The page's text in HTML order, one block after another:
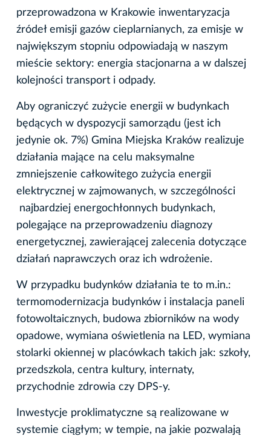
przeprowadzona w Krakowie inwentaryzacja
źródeł emisji gazów cieplarnianych, za emisje w
największym stopniu odpowiadają w naszym
mieście sektory: energia stacjonarna a w dalszej
kolejności transport i odpady.
Aby ograniczyć zużycie energii w budynkach
będących w dyspozycji samorządu (jest ich
jedynie ok. 7%) Gmina Miejska Kraków realizuje
działania mające na celu maksymalne
zmniejszenie całkowitego zużycia energii
elektrycznej w zajmowanych, w szczególności
najbardziej energochłonnych budynkach,
polegające na przeprowadzeniu diagnozy
energetycznej, zawierającej zalecenia dotyczące
działań naprawczych oraz ich wdrożenie.
W przypadku budynków działania te to m.in.:
termomodernizacja budynków i instalacja paneli
fotowoltaicznych, budowa zbiorników na wody
opadowe, wymiana oświetlenia na LED, wymiana
stolarki okiennej w placówkach takich jak: szkoły,
przedszkola, centra kultury, internaty,
przychodnie zdrowia czy DPS-y.
Inwestycje proklimatyczne są realizowane w
systemie ciągłym; w tempie, na jakie pozwalają